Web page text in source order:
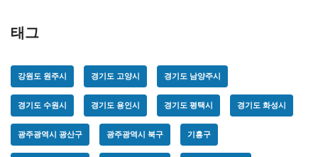
태그
강원도 원주시 경기도 고양시 경기도 남양주시
경기도 수원시 경기도 용인시 경기도 평택시 경기도 화성시
광주광역시 광산구 광주광역시 북구 기흥구